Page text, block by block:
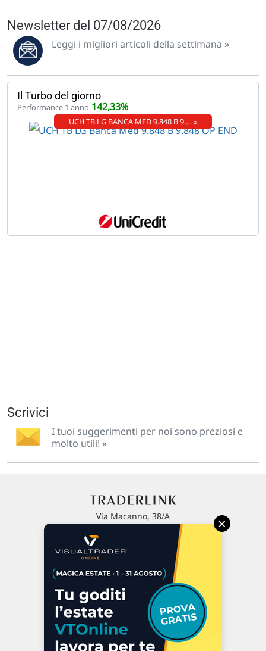
Newsletter del 07/08/2026
Leggi i migliori articoli della settimana »
Il Turbo del giorno
Performance 1 anno 142,33%
UCH TB LG BANCA MED 9.848 B 9.… »
Scrivici
I tuoi suggerimenti per noi sono preziosi e
molto utili! »
Via Macanno, 38/A
P.IVA 02 452 460 401
Chi siamo
Commenti e segnalazioni
Contattaci
×